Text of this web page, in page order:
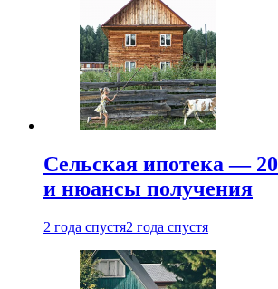
Сельская ипотека —
и нюансы получения
2 года спустя2 года спустя